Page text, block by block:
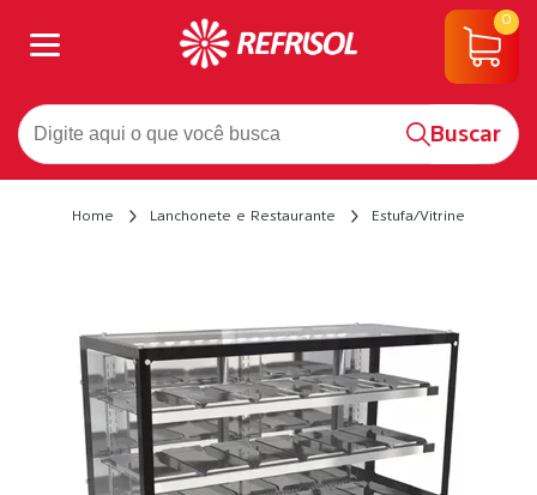
Buscar
0
Home Lanchonete e Restaurante Estufa/Vitrine